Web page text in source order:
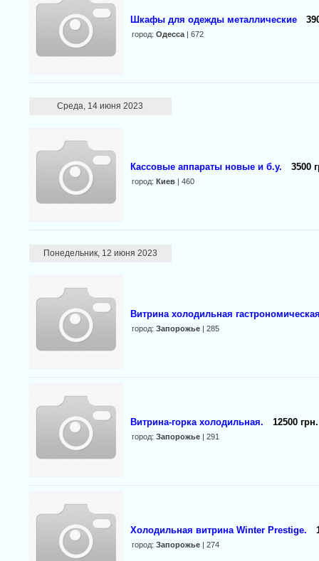
Шкафы для одежды металлические
город: Одесса| 672
Среда, 14 июня 2023
Кассовые аппараты новые и б.у. 3500
город: Киев| 460
Понедельник, 12 июня 2023
Витрина холодильная
город: Запорожье| 285
Витрина-горка холодильная. 12500 грн.
город: Запорожье| 291
Холодильная витрина Winter Prestige.
город: Запорожье| 274